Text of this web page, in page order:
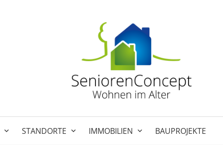
STANDORTE IMMOBILIEN BAUPROJEKTE